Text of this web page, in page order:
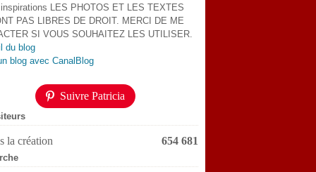
LES PHOTOS ET LES TEXTES
PAS LIBRES DE DROIT. MERCI DE ME
SI VOUS SOUHAITEZ LES UTILISER.
du blog
blog avec CanalBlog
Suivre Patricia
la création 654 681